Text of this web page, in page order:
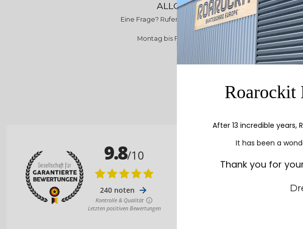
ALLO ROAROCKIT
Eine Frage? Rufen Sie uns an unter +33(0)5 24 72
39 09
Montag bis Freitag 9-12 Uhr 2pm-5pm
Roarockit
After 13 incredible years,
Thank you for
It has been a